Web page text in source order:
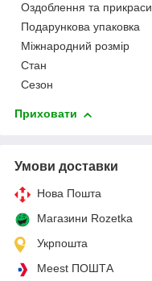
Оздоблення та прикраси
Подарункова упаковка
Міжнародний розмір
Стан
Сезон
Приховати
Умови доставки
Нова Пошта
Магазини Rozetka
Укрпошта
Meest ПОШТА